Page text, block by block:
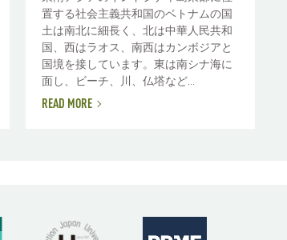
置する社会主義共和国のベトナムの国
土は南北に細長く、北は中華人民共和
国、西はラオス、南西はカンボジアと
国境を接しています。東は南シナ海に
面し、ビーチ、川、仏塔など...
READ MORE